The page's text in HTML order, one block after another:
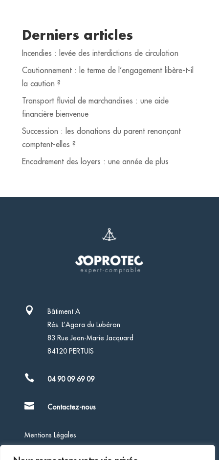
Derniers articles
Incendies : levée des interdictions de circulation
Cautionnement : le terme de l’engagement libère-t-il
la caution ?
Transport fluvial de marchandises : une aide
financière bienvenue
Succession : les donations du parent renonçant
comptent-elles ?
Encadrement des loyers : une année de plus

Bâtiment A
Rés. L’Agora du Lubéron
83 Rue Jean-Marie Jacquard
84120 PERTUIS
 04 90 09 69 09
 Contactez-nous
Mentions Légales